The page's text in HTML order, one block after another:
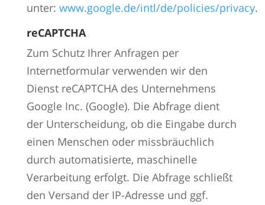
unter: www.google.de/intl/de/policies/privacy.
reCAPTCHA
Zum Schutz Ihrer Anfragen per
Internetformular verwenden wir den
Dienst reCAPTCHA des Unternehmens
Google Inc. (Google). Die Abfrage dient
der Unterscheidung, ob die Eingabe durch
einen Menschen oder missbräuchlich
durch automatisierte, maschinelle
Verarbeitung erfolgt. Die Abfrage schließt
den Versand der IP-Adresse und ggf.